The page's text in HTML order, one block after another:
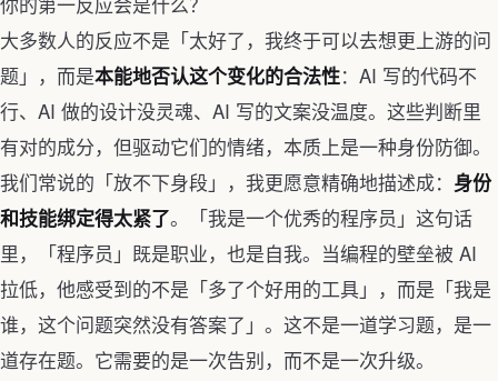
大多数人的反应不是「太好了，我终于可以去想更上游的问
题」，而是本能地否认这个变化的合法性：AI 写的代码不
行、AI 做的设计没灵魂、AI 写的文案没温度。这些判断里
有对的成分，但驱动它们的情绪，本质上是一种身份防御。
我们常说的「放不下身段」，我更愿意精确地描述成： 身份
和技能绑定得太紧了。「我是一个优秀的程序员」这句话
里，「程序员」既是职业，也是自我。当编程的壁垒被 AI
拉低，他感受到的不是「多了个好用的工具」，而是「我是
谁，这个问题突然没有答案了」。这不是一道学习题，是一
道存在题。它需要的是一次告别，而不是一次升级。